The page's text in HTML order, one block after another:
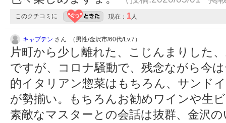
このクチコミに 現在： 1人
キャプテン さん （男性/金沢市/60代/Lv.7）
片町から少し離れた、こじんまりした
ですが、コロナ騒動で、残念ながら今
的イタリアン惣菜はもちろん、サンド
が勢揃い。もちろんお勧めワインや生
素敵なマスターとの会話は抜群、金沢